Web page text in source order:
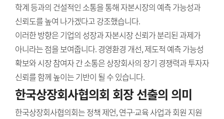
학계 등과의 건설적인 소통을 통해 자본시장의 예측 가능성과
신뢰도를 높여 나가겠다고 강조했습니다.
이러한 방향은 기업의 성장과 자본시장 신뢰가 분리된 과제가
아니라는 점을 보여줍니다. 경영환경 개선, 제도적 예측 가능성
확보와 시장 참여자 간 소통은 상장회사의 장기 경쟁력과 투자자
신뢰를 함께 높이는 기반이 될 수 있습니다.
한국상장회사협의회 회장 선출의 의미
한국상장회사협의회는 정책 제언, 연구·교육 사업과 회원 지원